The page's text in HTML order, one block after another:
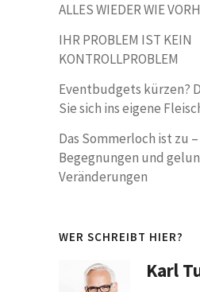
ALLES WIEDER WIE
IHR PROBLEM IST KEIN
KONTROLLPROBLEM
Eventbudgets kürzen?
Sie sich ins eigene
Das Sommerloch ist zu
Begegnungen und
Veränderungen
WER SCHREIBT HIER?
Karl